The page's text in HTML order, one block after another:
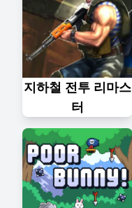
지하철 전투 리마스
터